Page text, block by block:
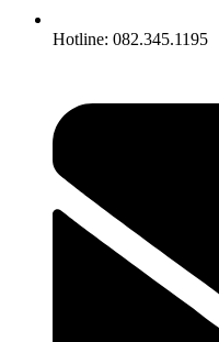
Hotline: 082.345.1195